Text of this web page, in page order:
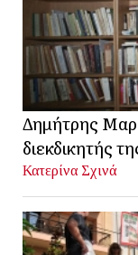
Δημήτρης
διεκδικητής
Κατερίνα Σχινά